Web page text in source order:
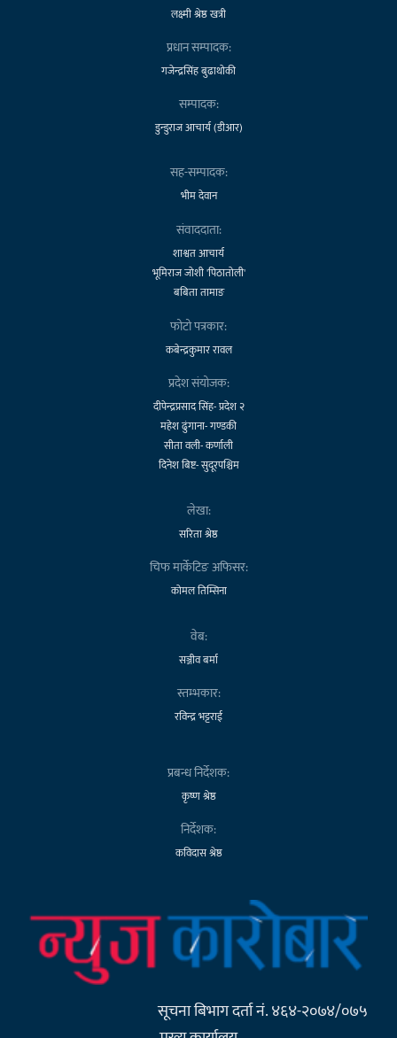
लक्ष्मी श्रेष्ठ खत्री
प्रधान सम्पादक:
गजेन्द्रसिंह बुढाथोकी
सम्पादक:
डुन्डुराज आचार्य (डीआर)
सह-सम्पादक:
भीम देवान
संवाददाता:
शाश्वत आचार्य
भूमिराज जोशी 'पिठातोली'
बबिता तामाङ
फोटो पत्रकार:
कबेन्द्रकुमार रावल
प्रदेश संयोजक:
दीपेन्द्रप्रसाद सिंह- प्रदेश २
महेश ढुंगाना- गण्डकी
सीता वली- कर्णाली
दिनेश बिष्ट- सुदूरपश्चिम
लेखा:
सरिता श्रेष्ठ
चिफ मार्केटिङ अफिसर:
कोमल तिम्सिना
वेब:
सञ्जीव बर्मा
स्तम्भकार:
रविन्द्र भट्टराई
प्रबन्ध निर्देशक:
कृष्ण श्रेष्ठ
निर्देशक:
कविदास श्रेष्ठ
सूचना बिभाग दर्ता नं. ४६४-२०७४/०७५